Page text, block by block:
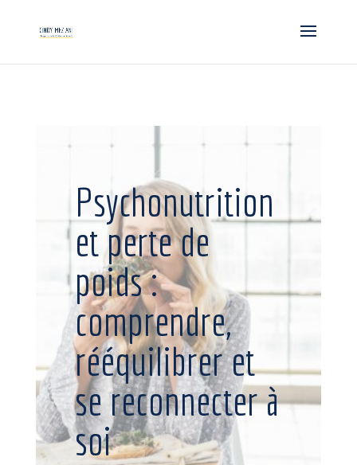
Psychonutrition
et perte de
poids :
comprendre,
rééquilibrer et
se reconnecter à
soi